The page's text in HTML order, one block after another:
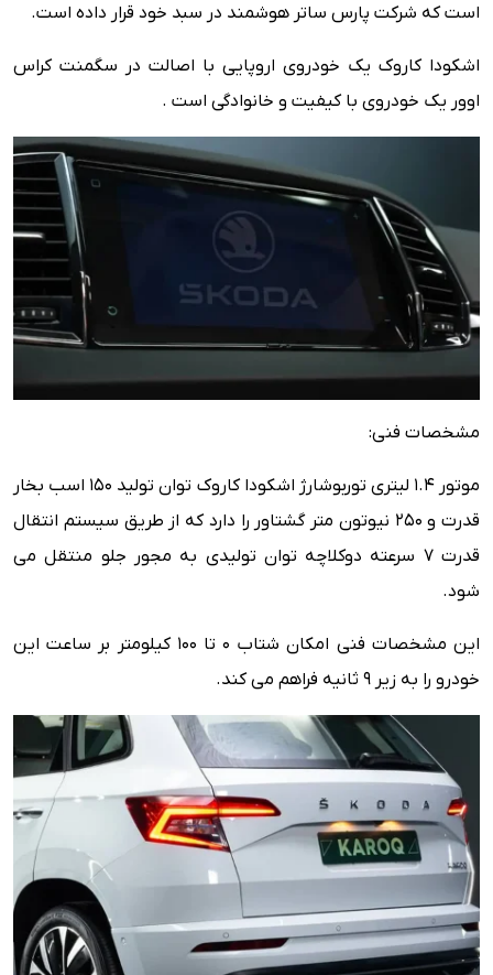
است که شرکت پارس ساتر هوشمند در سبد خود قرار داده است.
اشکودا کاروک یک خودروی اروپایی با اصالت در سگمنت کراس
اوور یک خودروی با کیفیت و خانوادگی است .
مشخصات فنی:
موتور 1.4 لیتری توربوشارژ اشکودا کاروک توان تولید 150 اسب بخار
قدرت و 250 نیوتون متر گشتاور را دارد که از طریق سیستم انتقال
قدرت 7 سرعته دوکلاچه توان تولیدی به مجور جلو منتقل می
شود.
این مشخصات فنی امکان شتاب 0 تا 100 کیلومتر بر ساعت این
خودرو را به زیر 9 ثانیه فراهم می کند.